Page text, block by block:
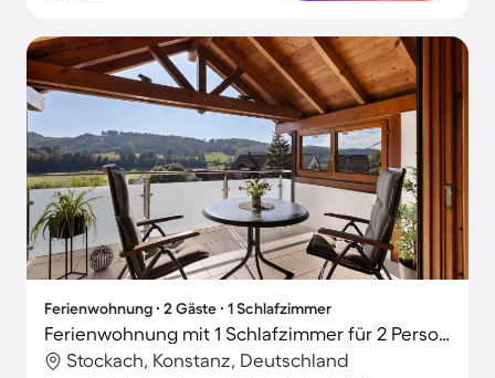
Ferienwohnung ∙ 2 Gäste ∙ 1 Schlafzimmer
Ferienwohnung mit 1 Schlafzimmer für 2 Personen
Stockach, Konstanz, Deutschland